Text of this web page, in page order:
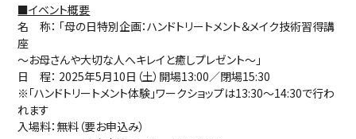
■イベント概要
名 称： 「母の日特別企画：ハンドトリートメント＆メイク技術習得講
座
～お母さんや大切な人へキレイと癒しプレゼント～」
日 程： 2025年5月10日（土）開場13:00／閉場15:30
※「ハンドトリートメント体験」ワークショップは13:30～14:30で行わ
れます
入場料：無料（要お申込み）